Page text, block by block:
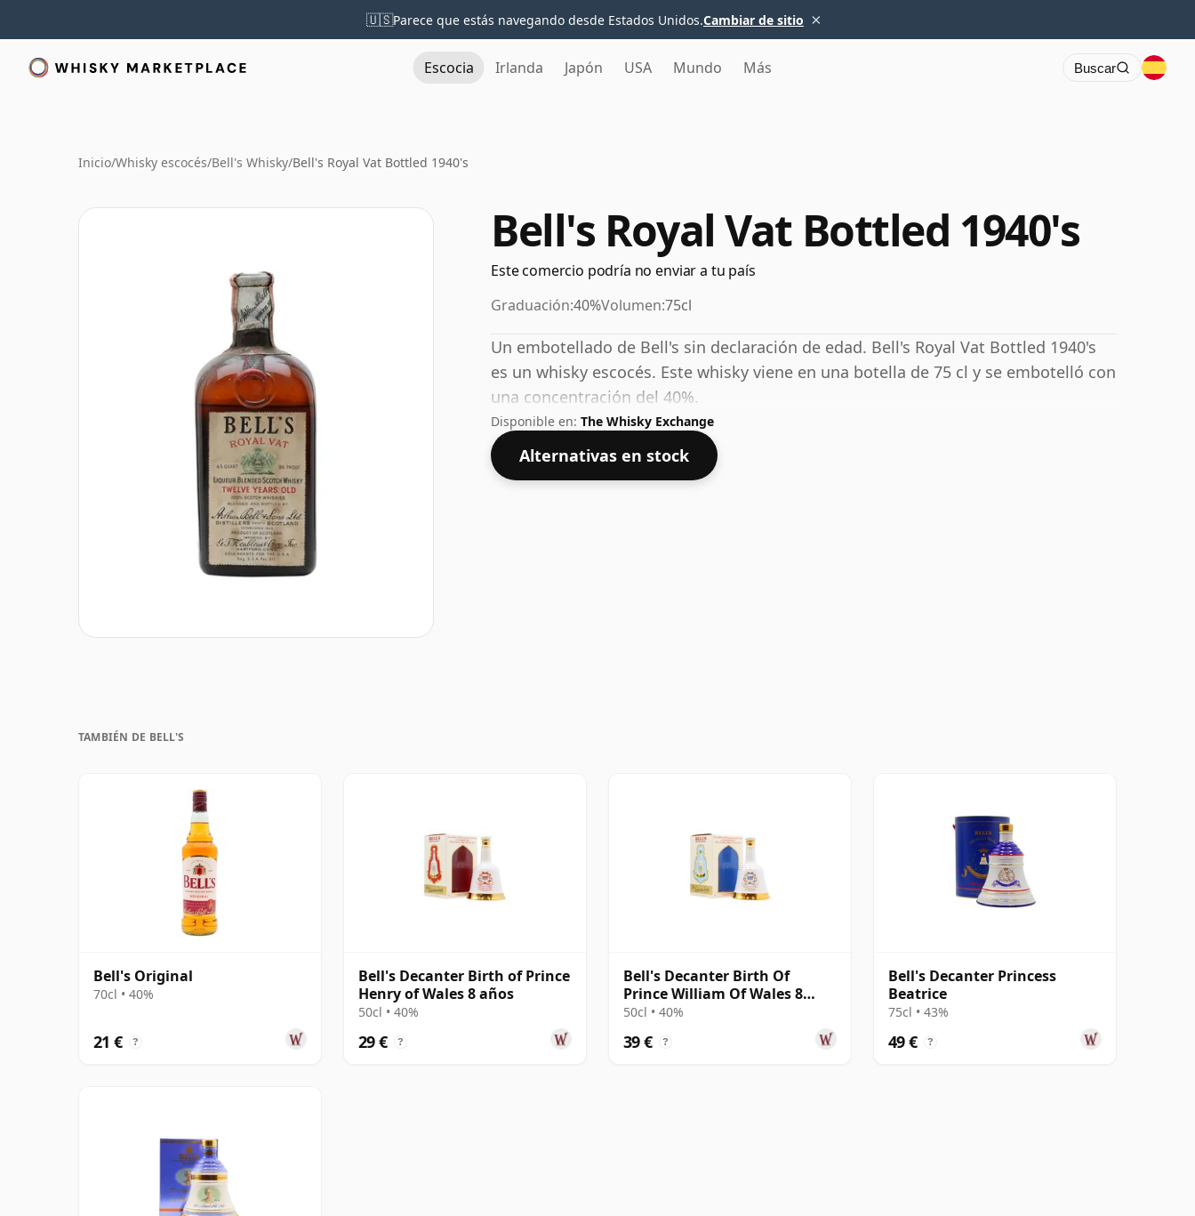
🇺🇸Parece que estás navegando desde Estados Unidos.Cambiar de sitio ×
Escocia Irlanda Japón USA Mundo Más Buscar
Inicio/Whisky escocés/Bell's Whisky/Bell's Royal Vat Bottled 1940's
Bell's Royal Vat Bottled 1940's
Este comercio podría no enviar a tu país
Graduación:40%Volumen:75cl
Un embotellado de Bell's sin declaración de edad. Bell's Royal Vat Bottled 1940's
es un whisky escocés. Este whisky viene en una botella de 75 cl y se embotelló con
una concentración del 40%.
Disponible en: The Whisky Exchange
Alternativas en stock
TAMBIÉN DE BELL'S
Bell's Original
70cl • 40%
21 € ?
Bell's Decanter Birth of Prince
Henry of Wales 8 años
50cl • 40%
29 € ?
Bell's Decanter Birth Of
Prince William Of Wales 8
años
50cl • 40%
39 € ?
Bell's Decanter Princess
Beatrice
75cl • 43%
49 € ?